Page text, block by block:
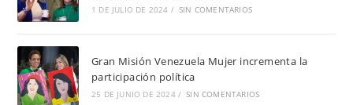
1 DE JULIO DE 2024 / SIN COMENTARIOS
Gran Misión Venezuela Mujer incrementa la
participación política
25 DE JUNIO DE 2024 / SIN COMENTARIOS